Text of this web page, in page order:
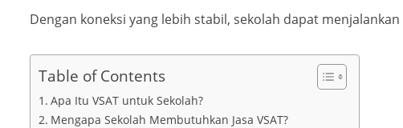
Dengan koneksi yang lebih stabil, sekolah dapat
Table of Contents
Apa Itu VSAT untuk Sekolah?
Mengapa Sekolah Membutuhkan Jasa VSAT?